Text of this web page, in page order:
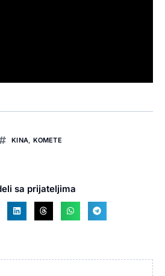
KINA KOMETE
sa prijateljima